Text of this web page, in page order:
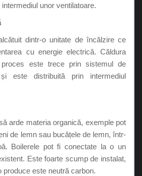
unor ventilatoare.
dintr-o unitate de încălzire ce
cu energie electrică. Căldura
este trece prin sistemul de
este distribuită prin intermediul
arde materia organică, exemple pot
de lemn sau bucățele de lemn, într-
Boilerele pot fi conectate la o un
Este foarte scump de instalat,
produce este neutră carbon.